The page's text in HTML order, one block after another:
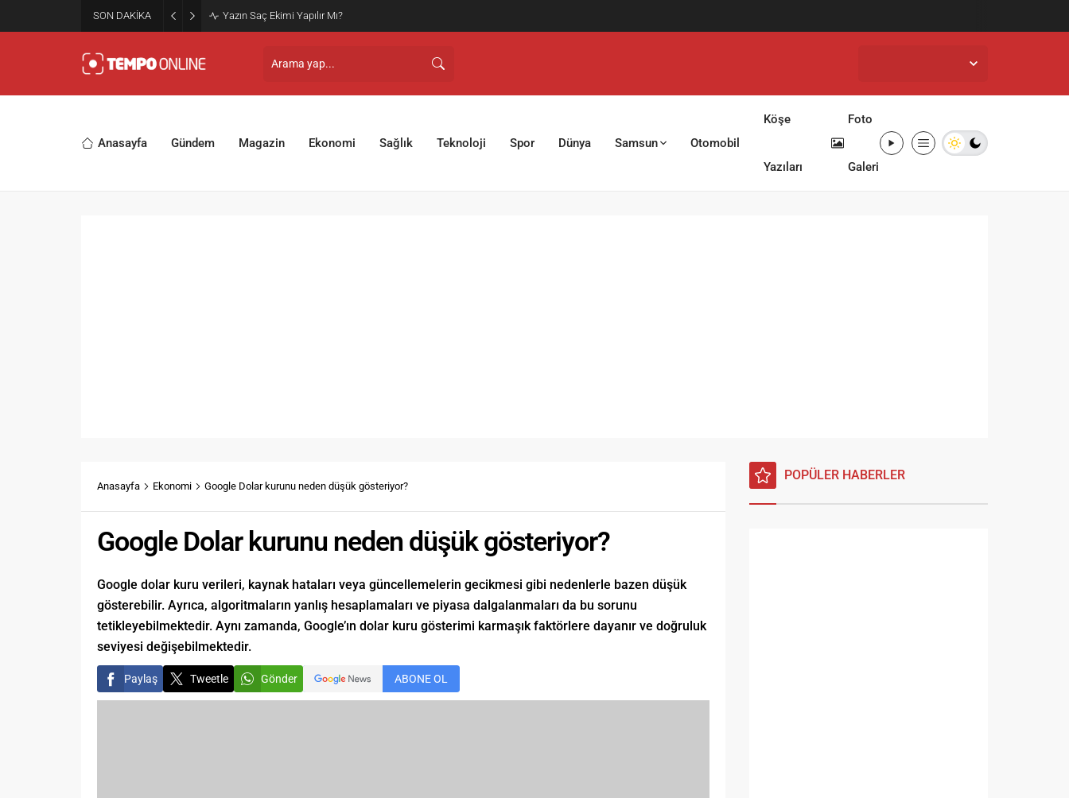
SON DAKİKA Yazın Saç Ekimi Yapılır Mı?
Anasayfa Gündem Magazin Ekonomi Sağlık Teknoloji Spor Dünya Samsun Otomobil
Köşe
Yazıları
Foto
Galeri
Anasayfa Ekonomi Google Dolar kurunu neden düşük gösteriyor?
Google Dolar kurunu neden düşük gösteriyor?
Google dolar kuru verileri, kaynak hataları veya güncellemelerin gecikmesi gibi nedenlerle bazen düşük
gösterebilir. Ayrıca, algoritmaların yanlış hesaplamaları ve piyasa dalgalanmaları da bu sorunu
tetikleyebilmektedir. Aynı zamanda, Google’ın dolar kuru gösterimi karmaşık faktörlere dayanır ve doğruluk
seviyesi değişebilmektedir.
Paylaş Tweetle Gönder ABONE OL
POPÜLER HABERLER